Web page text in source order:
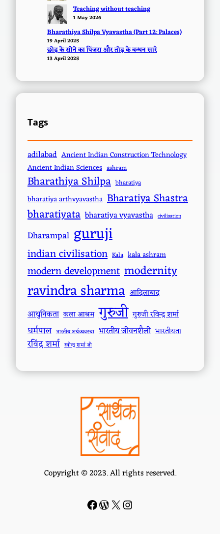
Teaching without teaching
1 May 2026
Bharathiya Shilpa Vyavastha (Part 12: Palaces)
19 April 2025
छोड़ के सोने का पिंजरा और तोड़ के बन्धन सारे
13 April 2025
Tags
adilabad Ancient Indian Construction Technology
Ancient Indian Sciences ashram
Bharathiya Shilpa bharatiya
bharatiya arthvyavastha Bharatiya Shastra
bharatiyata bharatiya vyavastha civilisation
Dharampal guruji
indian civilisation Kala kala ashram
modern development modernity
ravindra sharma आदिलाबाद
आधुनिकता कला आश्रम गुरुजी गुरुजी रविन्द्र शर्मा
धर्मपाल भारतीय अर्थव्यवस्था भारतीय जीवनशैली भारतीयता
रविंद्र शर्मा रवीन्द्र शर्मा जी
Copyright © 2023. All rights reserved.
Facebook WordPress # Instagram